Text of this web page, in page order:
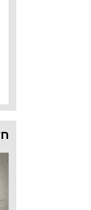
חדש!!